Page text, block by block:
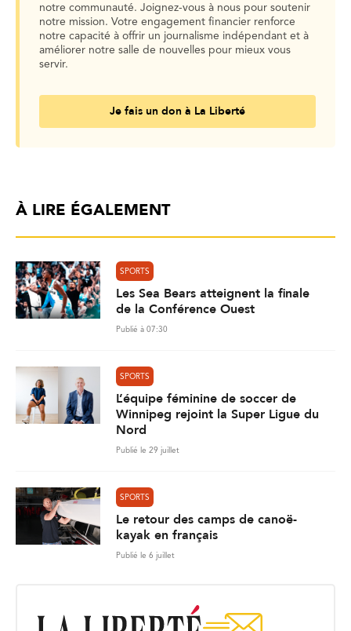
notre communauté. Joignez-vous à nous pour soutenir
notre mission. Votre engagement financier renforce
notre capacité à offrir un journalisme indépendant et à
améliorer notre salle de nouvelles pour mieux vous
servir.
Je fais un don à La Liberté
À LIRE ÉGALEMENT
SPORTS
Les Sea Bears atteignent la finale
de la Conférence Ouest
Publié à 07:30
SPORTS
L’équipe féminine de soccer de
Winnipeg rejoint la Super Ligue du
Nord
Publié le 29 juillet
SPORTS
Le retour des camps de canoë-
kayak en français
Publié le 6 juillet